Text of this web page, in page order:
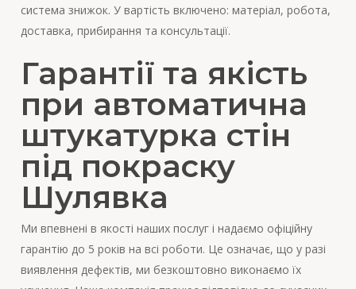
система знижок. У вартість включено: матеріал, робота,
доставка, прибирання та консультації.
Гарантії та якість
при автоматична
штукатурка стін
під покраску
Шулявка
Ми впевнені в якості наших послуг і надаємо офіційну
гарантію до 5 років на всі роботи. Це означає, що у разі
виявлення дефектів, ми безкоштовно виконаємо їх